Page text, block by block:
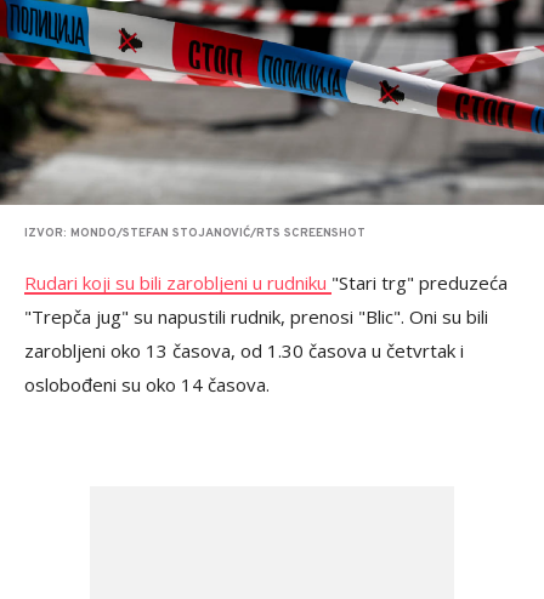
IZVOR: MONDO/STEFAN STOJANOVIĆ/RTS SCREENSHOT
Rudari koji su bili zarobljeni u rudniku "Stari trg" preduzeća
"Trepča jug" su napustili rudnik, prenosi "Blic". Oni su bili
zarobljeni oko 13 časova, od 1.30 časova u četvrtak i
oslobođeni su oko 14 časova.